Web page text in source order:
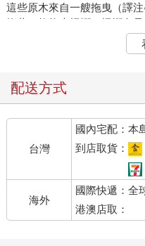
這些原木來自一艘拖曳（譯
拖著一格格木柵欄，柵欄內
公尺。若柵欄過長，會另有
工廠加工的汽艇「神奇號」
找到原木後，將鋼鉤釘進木
集回去，賣了也抵不了工錢
泡水，腐爛在沙灘上。
尼克的父親總是這般假設，
來，使用橫鋸將原木鋸成一
成一考得（譯注●cord，美國
八英尺、寬四英尺、高四英
木塊。迪克．波頓繞過農舍
木，幾乎全被埋進沙子裡。
配送方式
台灣
國內宅配：本
到店取貨：
海外
國際快遞：全
港澳店取：